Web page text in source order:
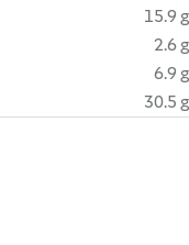
15.9 g
2.6 g
6.9 g
30.5 g